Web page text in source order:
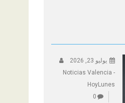
يوليو 23, 2026
Noticias Valencia -
HoyLunes
0